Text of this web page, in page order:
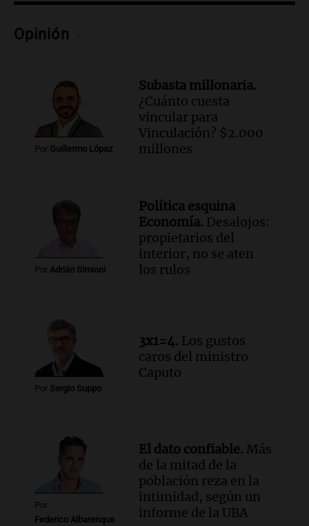
Una mañana para todos
Audio.
Panorama Federal
Episodios
Opinión
Por Guillermo López
Subasta millonaria.
¿Cuánto cuesta
vincular para
Vinculación? $2.000
millones
Por Adrián Simioni
Política esquina
Economía. Desalojos:
propietarios del
interior, no se aten
los rulos
Por Sergio Suppo
3x1=4. Los gustos
caros del ministro
Caputo
Por
Federico Albarenque
El dato confiable. Más
de la mitad de la
población reza en la
intimidad, según un
informe de la UBA